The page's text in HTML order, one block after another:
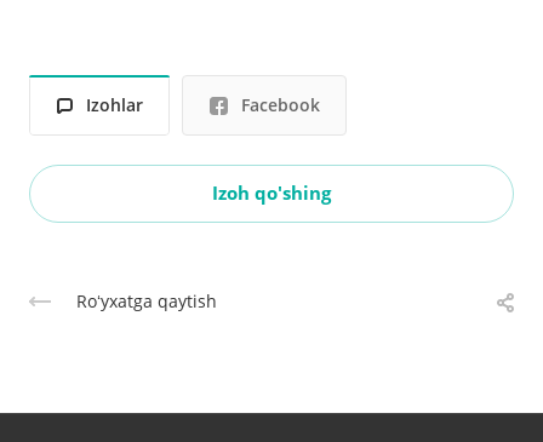
Izohlar Facebook
Izoh qo'shing
Roʻyxatga qaytish